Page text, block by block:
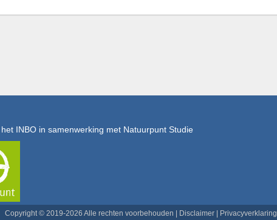
INBO in samenwerking met Natuurpunt Studie
Copyright © 2019-2026 Alle rechten voorbehouden | Disclaimer Privacyverklaring